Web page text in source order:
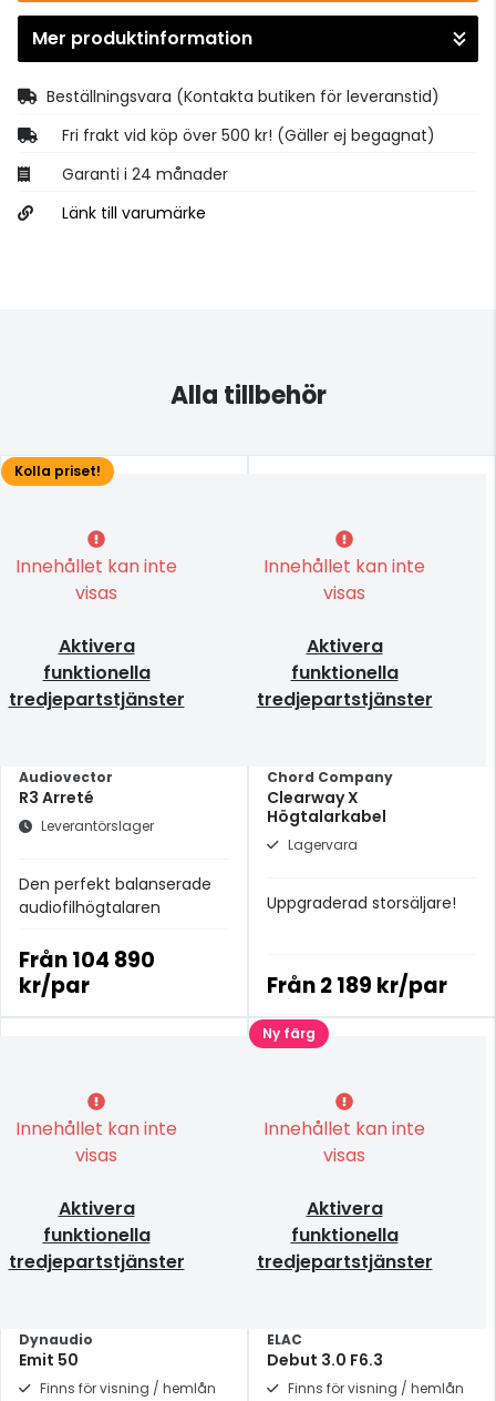
Gå till kassan
Mer produktinformation
Beställningsvara (Kontakta butiken för leveranstid)
Fri frakt vid köp över 500 kr! (Gäller ej begagnat)
Garanti i 24 månader
Länk till varumärke
Alla tillbehör
Innehållet kan inte
visas
Aktivera
funktionella
tredjepartstjänster
Audiovector
R3 Arreté
Leverantörslager
Den perfekt balanserade
audiofilhögtalaren
Kolla priset!
Från104 890
kr/par
Innehållet kan inte
visas
Aktivera
funktionella
tredjepartstjänster
Chord Company
Clearway X
Högtalarkabel
Lagervara
Uppgraderad storsäljare!
Från2 189 kr/par
Innehållet kan inte
visas
Aktivera
funktionella
tredjepartstjänster
Dynaudio
Emit 50
Finns för visning / hemlån
Innehållet kan inte
visas
Aktivera
funktionella
tredjepartstjänster
ELAC
Debut 3.0 F6.3
Finns för visning / hemlån
Ny färg